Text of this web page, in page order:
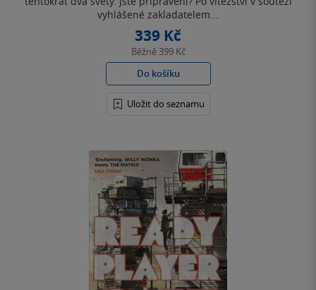
vyhlášené zakladatelem...
339 Kč
Běžně 399 Kč
Do košíku
Uložit do seznamu